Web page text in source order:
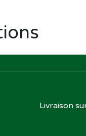
Livraison